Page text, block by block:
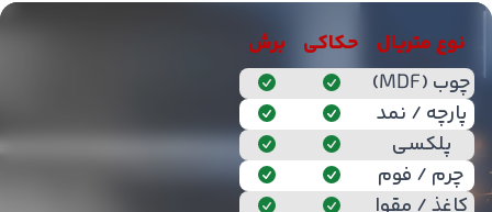
نوع متریال حکاکی
برش
چوب (MDF)
پارچه / نمد
پلکسی
چرم / فوم